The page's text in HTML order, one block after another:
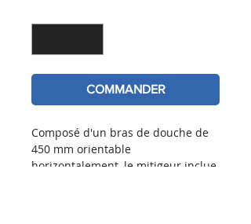
COMMANDER
Composé d'un bras de douche de
450 mm orientable
horizontalement, le mitigeur inclue